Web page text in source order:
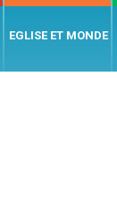
EGLISE ET MONDE